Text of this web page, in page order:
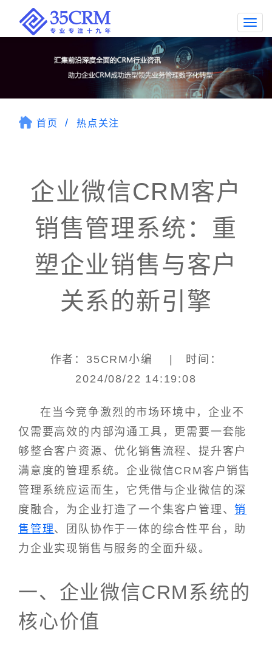
首页 热点关注
企业微信CRM客户
销售管理系统：重
塑企业销售与客户
关系的新引擎
作者：35CRM小编 | 时间：
2024/08/22 14:19:08
在当今竞争激烈的市场环境中，企业不
仅需要高效的内部沟通工具，更需要一套能
够整合客户资源、优化销售流程、提升客户
满意度的管理系统。企业微信CRM客户销售
管理系统应运而生，它凭借与企业微信的深
度融合，为企业打造了一个集客户管理、销
售管理、团队协作于一体的综合性平台，助
力企业实现销售与服务的全面升级。
一、企业微信CRM系统的
核心价值